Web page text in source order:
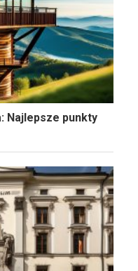
Najlepsze punkty